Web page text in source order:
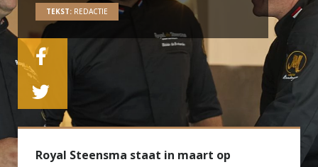
TEKST: REDACTIE
Royal Steensma staat in maart op